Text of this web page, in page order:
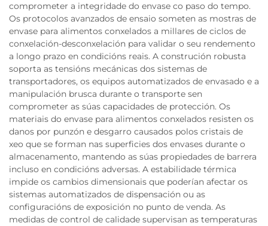
comprometer a integridade do envase co paso do tempo.
Os protocolos avanzados de ensaio someten as mostras de
envase para alimentos conxelados a millares de ciclos de
conxelación-desconxelación para validar o seu rendemento
a longo prazo en condicións reais. A construción robusta
soporta as tensións mecánicas dos sistemas de
transportadores, os equipos automatizados de envasado e a
manipulación brusca durante o transporte sen
comprometer as súas capacidades de protección. Os
materiais do envase para alimentos conxelados resisten os
danos por punzón e desgarro causados polos cristais de
xeo que se forman nas superficies dos envases durante o
almacenamento, mantendo as súas propiedades de barrera
incluso en condicións adversas. A estabilidade térmica
impide os cambios dimensionais que poderían afectar os
sistemas automatizados de dispensación ou as
configuracións de exposición no punto de venda. As
medidas de control de calidade supervisan as temperaturas